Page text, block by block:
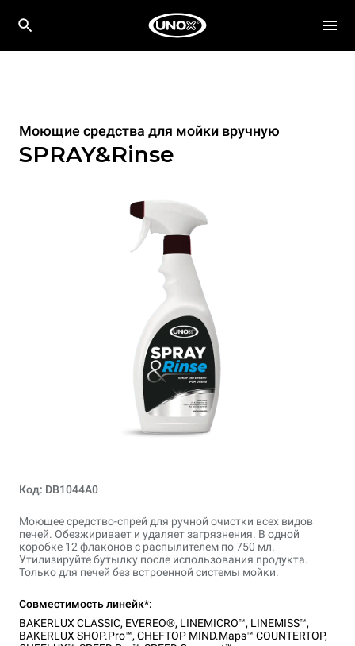
Моющие средства для мойки вручную
SPRAY&Rinse
Код: DB1044A0
Моющее средство-спрей для ручной очистки всех видов
печей. Обезжиривает и удаляет загрязнения. В одной
коробке 12 флаконов с распылителем по 750 мл.
Утилизируйте бутылку после использования продукта.
Только для печей без встроенной системы мойки.
Совместимость линейк*:
BAKERLUX CLASSIC, EVEREO®, LINEMICRO™, LINEMISS™,
BAKERLUX SHOP.Pro™, CHEFTOP MIND.Maps™ COUNTERTOP,